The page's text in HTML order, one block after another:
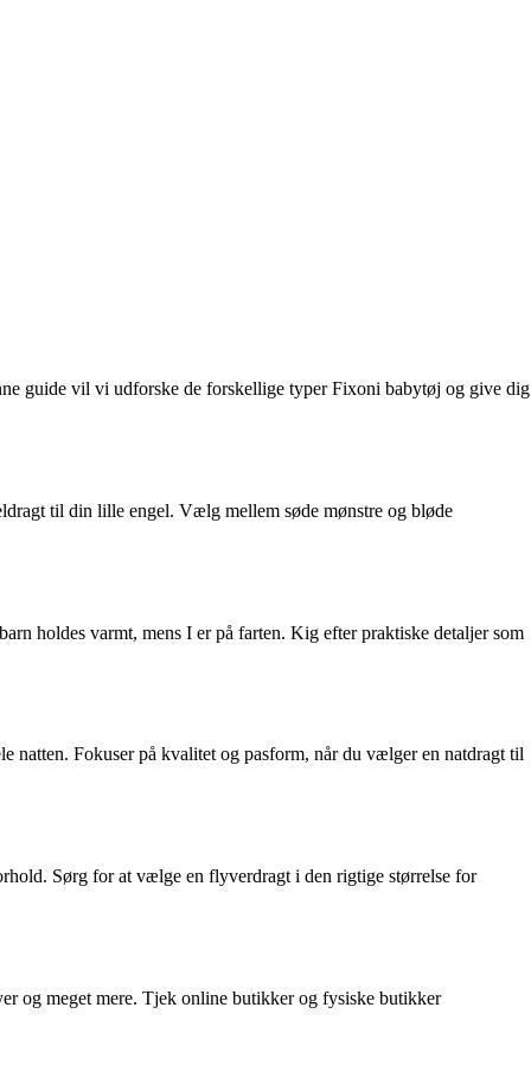
guide vil vi udforske de forskellige typer Fixoni babytøj og give dig
til din lille engel. Vælg mellem søde mønstre og bløde
holdes varmt, mens I er på farten. Kig efter praktiske detaljer som
natten. Fokuser på kvalitet og pasform, når du vælger en natdragt til
Sørg for at vælge en flyverdragt i den rigtige størrelse for
og meget mere. Tjek online butikker og fysiske butikker